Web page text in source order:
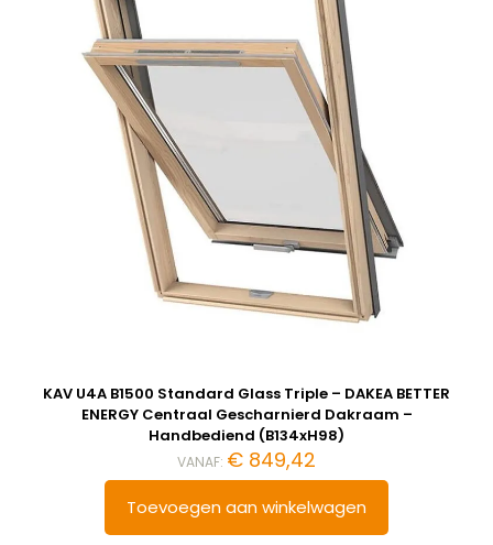
KAV U4A B1500 Standard Glass Triple – DAKEA BETTER
ENERGY Centraal Gescharnierd Dakraam –
Handbediend (B134xH98)
VANAF: € 849,42
Toevoegen aan winkelwagen